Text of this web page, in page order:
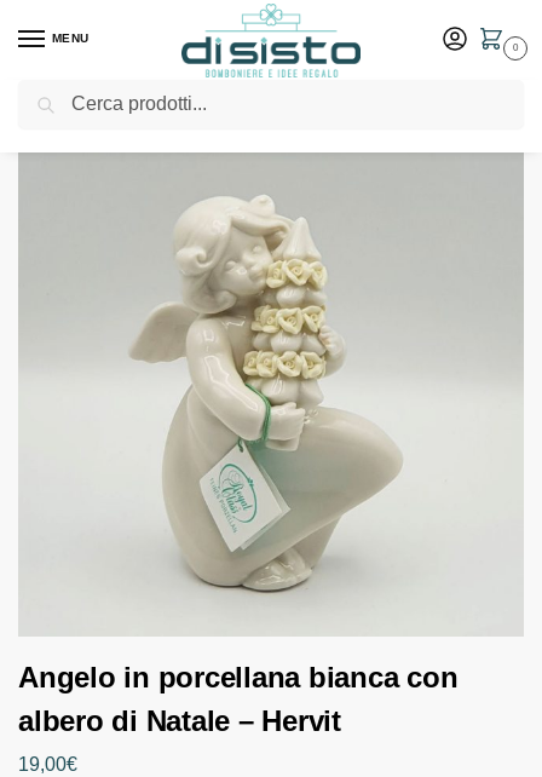
MENU
0
Home Shop Angelo in porcellana bianca con albero di Natale – Hervit
Angelo in porcellana bianca con
albero di Natale – Hervit
19,00€